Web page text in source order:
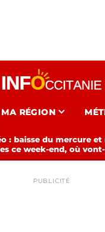
MA RÉGION expand_more
: baisse du mercure
ce week-end, où
PUBLICITÉ